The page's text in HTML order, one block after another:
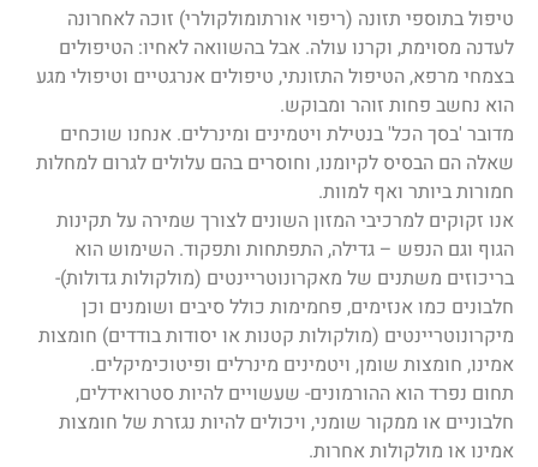
טיפול בתוספי תזונה (ריפוי אורתומולקולרי) זוכה לאחרונה
לעדנה מסוימת, וקרנו עולה. אבל בהשוואה לאחיו: הטיפולים
בצמחי מרפא, הטיפול התזונתי, טיפולים אנרגטיים וטיפולי מגע
הוא נחשב פחות זוהר ומבוקש.
מדובר 'בסך הכל' בנטילת ויטמינים ומינרלים. אנחנו שוכחים
שאלה הם הבסיס לקיומנו, וחוסרים בהם עלולים לגרום למחלות
חמורות ביותר ואף למוות.
אנו זקוקים למרכיבי המזון השונים לצורך שמירה על תקינות
הגוף וגם הנפש – גדילה, התפתחות ותפקוד. השימוש הוא
בריכוזים משתנים של מאקרונוטריינטים (מולקולות גדולות)-
חלבונים כמו אנזימים, פחמימות כולל סיבים ושומנים וכן
מיקרונוטריינטים (מולקולות קטנות או יסודות בודדים) חומצות
אמינו, חומצות שומן, ויטמינים מינרלים ופיטוכימיקלים.
תחום נפרד הוא ההורמונים- שעשויים להיות סטרואידלים,
חלבוניים או ממקור שומני, ויכולים להיות נגזרת של חומצות
אמינו או מולקולות אחרות.